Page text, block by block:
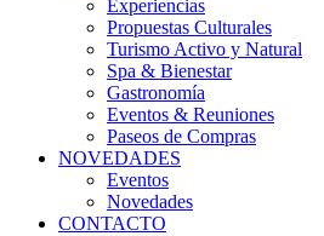
Experiencias
Propuestas Culturales
Turismo Activo y Natural
Spa & Bienestar
Gastronomía
Eventos & Reuniones
Paseos de Compras
NOVEDADES
Eventos
Novedades
CONTACTO